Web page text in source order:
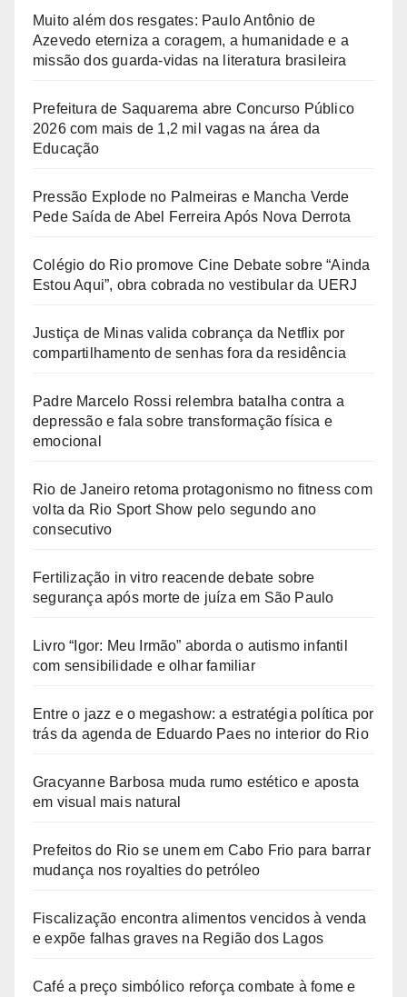
Muito além dos resgates: Paulo Antônio de
Azevedo eterniza a coragem, a humanidade e a
missão dos guarda-vidas na literatura brasileira
Prefeitura de Saquarema abre Concurso Público
2026 com mais de 1,2 mil vagas na área da
Educação
Pressão Explode no Palmeiras e Mancha Verde
Pede Saída de Abel Ferreira Após Nova Derrota
Colégio do Rio promove Cine Debate sobre “Ainda
Estou Aqui”, obra cobrada no vestibular da UERJ
Justiça de Minas valida cobrança da Netflix por
compartilhamento de senhas fora da residência
Padre Marcelo Rossi relembra batalha contra a
depressão e fala sobre transformação física e
emocional
Rio de Janeiro retoma protagonismo no fitness com
volta da Rio Sport Show pelo segundo ano
consecutivo
Fertilização in vitro reacende debate sobre
segurança após morte de juíza em São Paulo
Livro “Igor: Meu Irmão” aborda o autismo infantil
com sensibilidade e olhar familiar
Entre o jazz e o megashow: a estratégia política por
trás da agenda de Eduardo Paes no interior do Rio
Gracyanne Barbosa muda rumo estético e aposta
em visual mais natural
Prefeitos do Rio se unem em Cabo Frio para barrar
mudança nos royalties do petróleo
Fiscalização encontra alimentos vencidos à venda
e expõe falhas graves na Região dos Lagos
Café a preço simbólico reforça combate à fome e